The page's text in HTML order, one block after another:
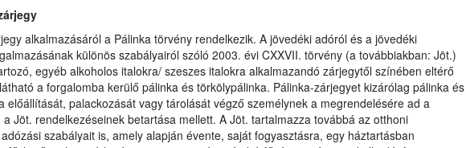
alkalmazásáról a Pálinka törvény rendelkezik. A jövedéki adóról és a jövedéki
különös szabályairól szóló 2003. évi CXXVII. törvény (a továbbiakban: Jöt.)
egyéb alkoholos italokra/ szeszes italokra alkalmazandó zárjegytől színében eltérő
a forgalomba kerülő pálinka és törkölypálinka. Pálinka-zárjegyet kizárólag pálinka és
előállítását, palackozását vagy tárolását végző személynek a megrendelésére ad a
Jöt. rendelkezéseinek betartása mellett. A Jöt. tartalmazza továbbá az otthoni
szabályait is, amely alapján évente, saját fogyasztásra, egy háztartásban